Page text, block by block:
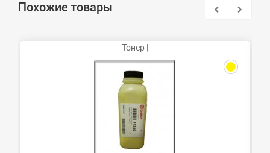
Похожие товары
Тонер |